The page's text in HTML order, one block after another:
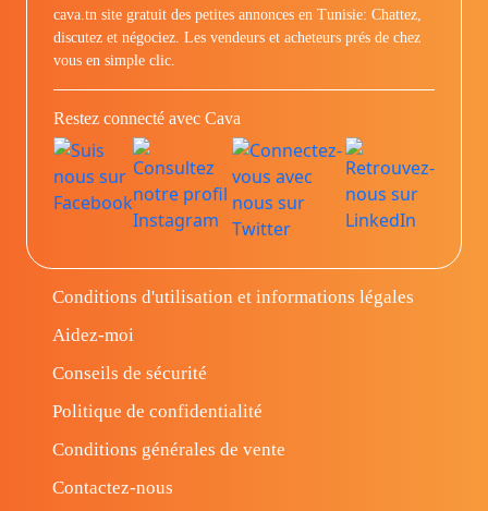
cava.tn site gratuit des petites annonces en Tunisie: Chattez,
discutez et négociez. Les vendeurs et acheteurs prés de chez
vous en simple clic.
Restez connecté avec Cava
Conditions d'utilisation et informations légales
Aidez-moi
Conseils de sécurité
Politique de confidentialité
Conditions générales de vente
Contactez-nous